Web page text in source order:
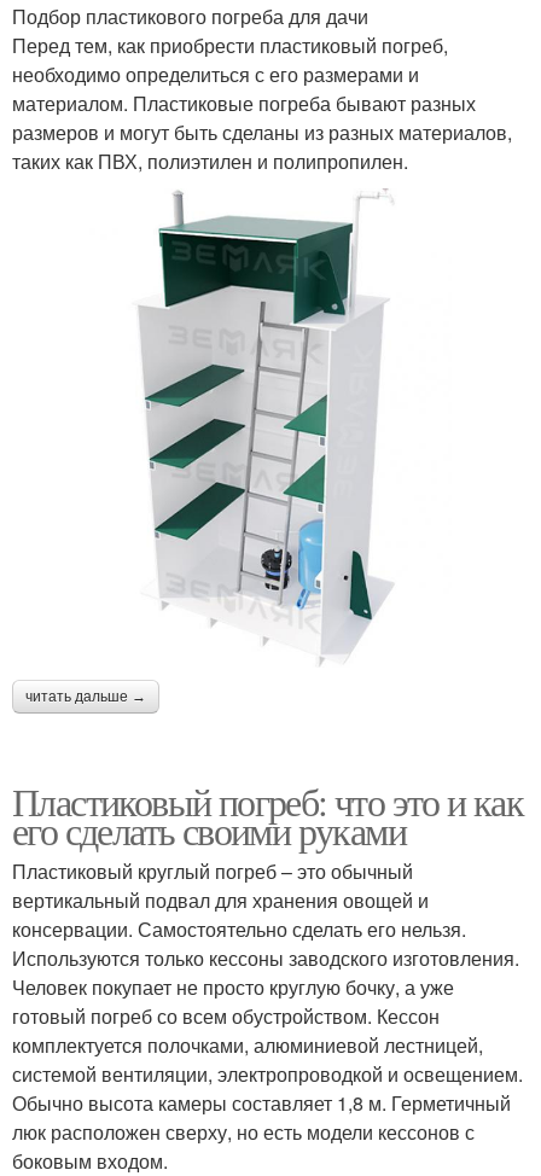
Подбор пластикового погреба для дачи
Перед тем, как приобрести пластиковый погреб,
необходимо определиться с его размерами и
материалом. Пластиковые погреба бывают разных
размеров и могут быть сделаны из разных материалов,
таких как ПВХ, полиэтилен и полипропилен.
читать дальше →
Пластиковый погреб: что это и как
его сделать своими руками
Пластиковый круглый погреб – это обычный
вертикальный подвал для хранения овощей и
консервации. Самостоятельно сделать его нельзя.
Используются только кессоны заводского изготовления.
Человек покупает не просто круглую бочку, а уже
готовый погреб со всем обустройством. Кессон
комплектуется полочками, алюминиевой лестницей,
системой вентиляции, электропроводкой и освещением.
Обычно высота камеры составляет 1,8 м. Герметичный
люк расположен сверху, но есть модели кессонов с
боковым входом.